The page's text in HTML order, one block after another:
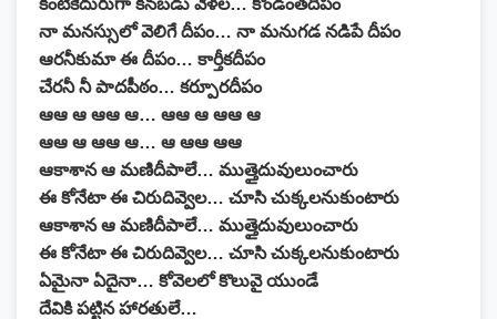
కంటికెదురుగా కనబడు వేళల… కొండంతదీపం
నా మనస్సులో వెలిగే దీపం… నా మనుగడ నడిపే దీపం
ఆరనీకుమా ఈ దీపం… కార్తీకదీపం
చేరనీ నీ పాదపీఠం… కర్పూరదీపం
ఆఆ ఆ ఆఆ ఆ… ఆఆ ఆ ఆఆ ఆ
ఆఆ ఆ ఆఆ ఆ… ఆ ఆఆ ఆఆ
ఆకాశాన ఆ మణిదీపాలే… ముత్తైదువులుంచారు
ఈ కోనేటా ఈ చిరుదివ్వెల… చూసి చుక్కలనుకుంటారు
ఆకాశాన ఆ మణిదీపాలే… ముత్తైదువులుంచారు
ఈ కోనేటా ఈ చిరుదివ్వెల… చూసి చుక్కలనుకుంటారు
ఏమైనా ఏదైనా… కోవెలలో కొలువై యుండే
దేవికి పట్టిన హారతులే…